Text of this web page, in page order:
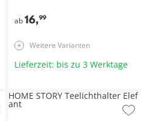
ab 16,99
Weitere Varianten
Lieferzeit: bis zu 3 Werktage
HOME STORY Teelichthalter Elef
ant